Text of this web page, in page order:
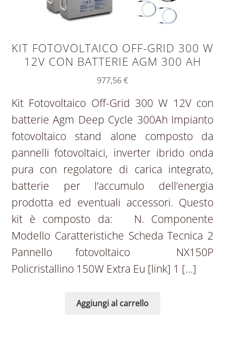
KIT FOTOVOLTAICO OFF-GRID 300 W
12V CON BATTERIE AGM 300 AH
977,56€
Kit Fotovoltaico Off-Grid 300 W 12V con
batterie Agm Deep Cycle 300Ah Impianto
fotovoltaico stand alone composto da
pannelli fotovoltaici, inverter ibrido onda
pura con regolatore di carica integrato,
batterie per l’accumulo dell’energia
prodotta ed eventuali accessori. Questo
kit è composto da: N. Componente
Modello Caratteristiche Scheda Tecnica 2
Pannello fotovoltaico NX150P
Policristallino 150W Extra Eu [link] 1 […]
Aggiungi al carrello